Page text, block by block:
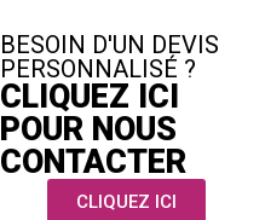
BESOIN D'UN DEVIS
PERSONNALISÉ ?
CLIQUEZ ICI
POUR NOUS
CONTACTER
CLIQUEZ ICI